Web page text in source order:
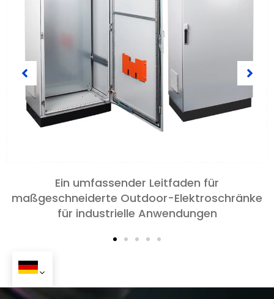
Der Auswahl- und kundenspezifische Leitfaden
für IP54-Elektrogehäuse in 2026